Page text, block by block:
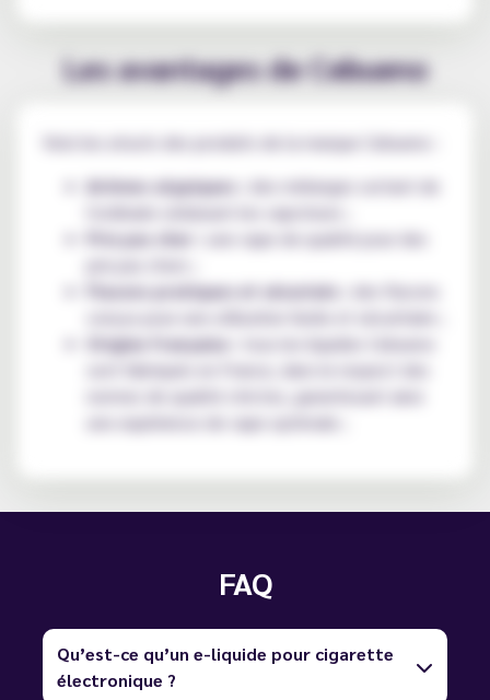
Les avantages de Cebueno
Voici les atouts des produits de la marque Cebueno :
Arômes atypiques :
des mélanges sortant de
l'ordinaire séduisant les vapoteurs ;
Prix pas cher :
une vape de qualité pour des
Flacons pratiques et sécurisés :
des flacons
Origine française :
tous les liquides Cebueno
sont fabriqués en France, dans le respect des
normes de qualité strictes, garantissant ainsi
une expérience de vape optimale ;
FAQ
Qu’est-ce qu’un e-liquide pour cigarette
électronique ?